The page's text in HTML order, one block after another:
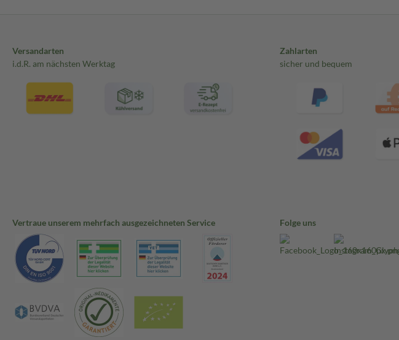
Versandarten
i.d.R. am nächsten Werktag
Zahlarten
sicher und bequem
Vertraue unserem mehrfach ausgezeichneten Service Folge uns